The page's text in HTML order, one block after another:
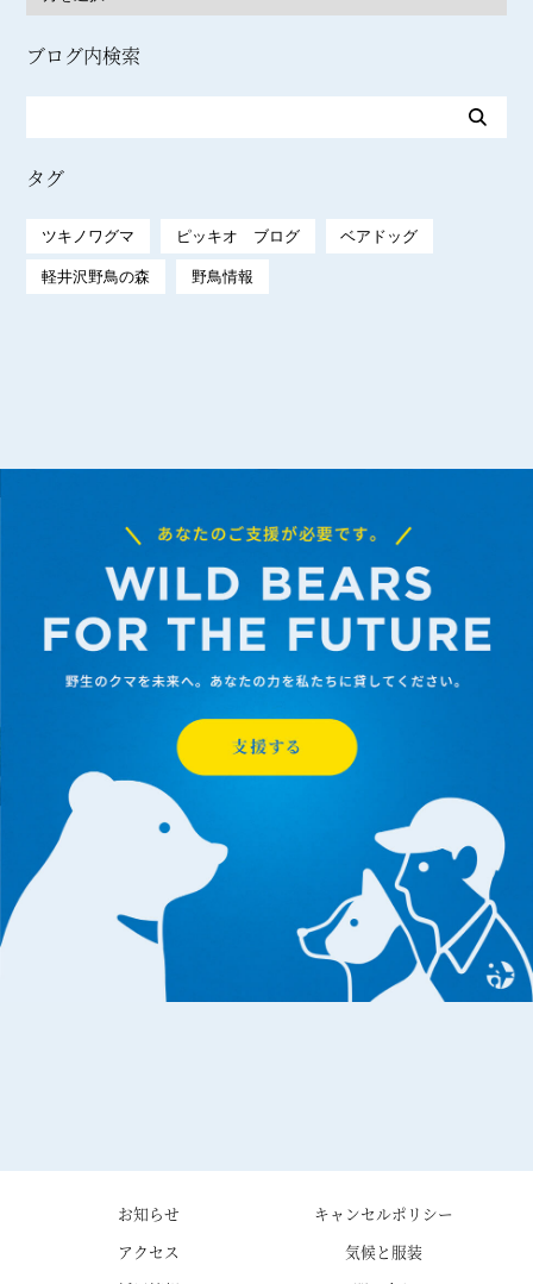
ブログ内検索
タグ
ツキノワグマ ピッキオ ブログ ベアドッグ
軽井沢野鳥の森 野鳥情報
お知らせ
キャンセルポリシー
アクセス
気候と服装